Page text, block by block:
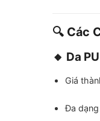
🔍 Các
🔸 Da
Giá
Đa